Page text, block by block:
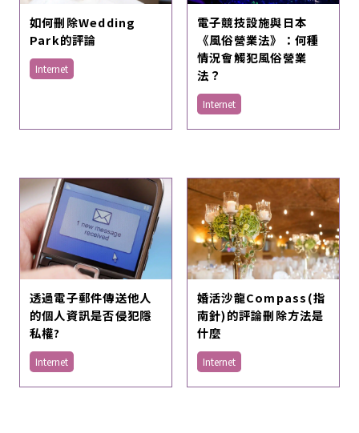
如何刪除Wedding
Park的評論
Internet
電子競技設施與日本
《風俗營業法》：何種
情況會觸犯風俗營業
法？
Internet
透過電子郵件傳送他人
的個人資訊是否侵犯隱
私權?
Internet
婚活沙龍Compass(指
南針)的評論刪除方法是
什麼
Internet